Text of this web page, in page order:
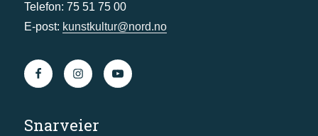
Telefon: 75 51 75 00
E-post: kunstkultur@nord.no
Snarveier